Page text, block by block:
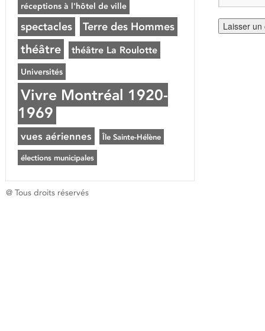
réceptions à l'hôtel de ville
spectacles Terre des Hommes
théâtre théâtre La Roulotte
Universités
Vivre Montréal 1920-
1969
vues aériennes Île Sainte-Hélène
élections municipales
@ Tous droits réservés